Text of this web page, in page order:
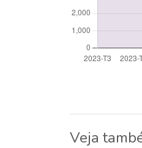
Veja